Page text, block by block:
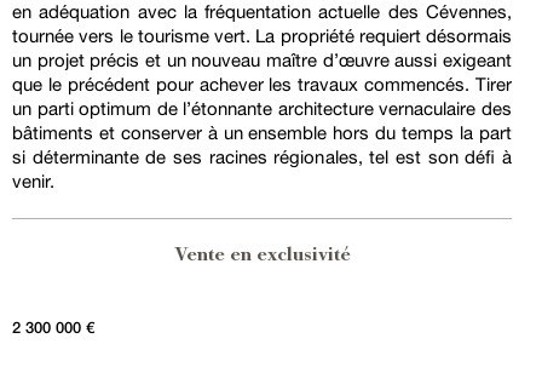
en adéquation avec la fréquentation actuelle des Cévennes,
tournée vers le tourisme vert. La propriété requiert désormais
un projet précis et un nouveau maître d’œuvre aussi exigeant
que le précédent pour achever les travaux commencés. Tirer
un parti optimum de l’étonnante architecture vernaculaire des
bâtiments et conserver à un ensemble hors du temps la part
si déterminante de ses racines régionales, tel est son défi à
venir.
Vente en exclusivité
2 300 000 €